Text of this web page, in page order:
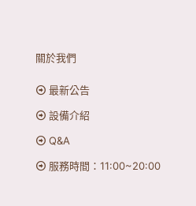
關於我們
最新公告
設備介紹
Q&A
服務時間：11:00~20:00